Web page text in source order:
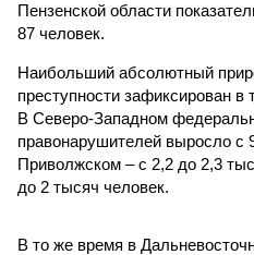
Пензенской области
87 человек.
Наибольший абсолютный
преступности зафиксирован
В Северо-Западном
правонарушителей выросло с
Приволжском – с 2,2 до 2,3
до 2 тысяч человек.
В то же время в